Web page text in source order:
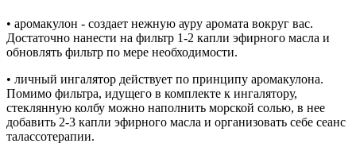
• аромакулон - создает нежную ауру аромата вокруг вас.
Достаточно нанести на фильтр 1-2 капли эфирного масла и
обновлять фильтр по мере необходимости.
• личный ингалятор действует по принципу аромакулона.
Помимо фильтра, идущего в комплекте к ингалятору,
стеклянную колбу можно наполнить морской солью, в нее
добавить 2-3 капли эфирного масла и организовать себе сеанс
талассотерапии.